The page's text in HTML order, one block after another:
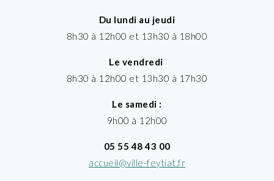
Du lundi au jeudi
8h30 à 12h00 et 13h30 à 18h00
Le vendredi
8h30 à 12h00 et 13h30 à 17h30
Le samedi :
9h00 à 12h00
05 55 48 43 00
accueil@ville-feytiat.fr